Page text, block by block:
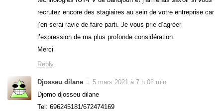
recrutez encore des stagiaires au sein de votre entreprise car
j’en serai ravie de faire parti. Je vous prie d’agréer
l’expression de ma plus profonde considération.
Merci
Reply
Djosseu dilane
5 mars 2021 à 7 h 02 min
Djomo djosseu dilane
Tel: 696245181/672474169